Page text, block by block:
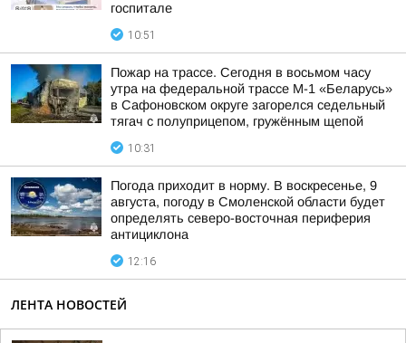
госпитале
10:51
Пожар на трассе. Сегодня в восьмом часу
утра на федеральной трассе М-1 «Беларусь»
в Сафоновском округе загорелся седельный
тягач с полуприцепом, гружённым щепой
10:31
Погода приходит в норму. В воскресенье, 9
августа, погоду в Смоленской области будет
определять северо-восточная периферия
антициклона
12:16
ЛЕНТА НОВОСТЕЙ